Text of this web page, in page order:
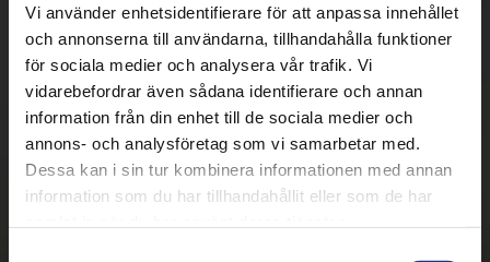
Vi använder enhetsidentifierare för att anpassa innehållet
och annonserna till användarna, tillhandahålla funktioner
för sociala medier och analysera vår trafik. Vi
vidarebefordrar även sådana identifierare och annan
information från din enhet till de sociala medier och
annons- och analysföretag som vi samarbetar med.
Dessa kan i sin tur kombinera informationen med annan
information som du har tillhandahållit eller som de har
Betala säkert
|| Välj ||
Snabba leveranser
||
Eller ||
Hämta på lagret med/utan montering